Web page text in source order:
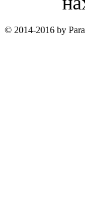
© 2014-2016 by